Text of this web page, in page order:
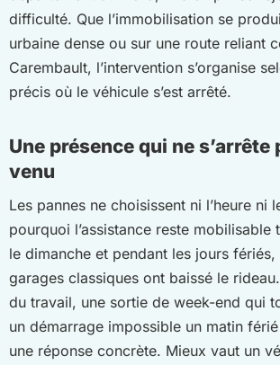
difficulté. Que l’immobilisation se
urbaine dense ou sur une route reliant
Carembault, l’intervention s’organise
précis où le véhicule s’est arrêté.
Une présence qui ne s’arrête
venu
Les pannes ne choisissent ni l’heure ni
pourquoi l’assistance reste mobilisable
le dimanche et pendant les jours
garages classiques ont baissé le
du travail, une sortie de week-end qui
un démarrage impossible un matin
une réponse concrète. Mieux vaut un